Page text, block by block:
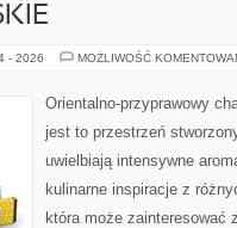
- 2026 MOŻLIWOŚĆ
Orientalno-przyprawowy
jest to przestrzeń
uwielbiają intensywne
kulinarne inspiracje z
która może zainteresować